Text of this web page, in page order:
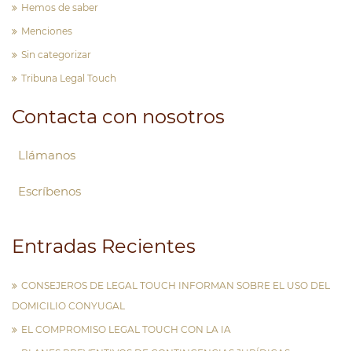
Hemos de saber
Menciones
Sin categorizar
Tribuna Legal Touch
Contacta con nosotros
Llámanos
Escríbenos
Entradas Recientes
CONSEJEROS DE LEGAL TOUCH INFORMAN SOBRE EL USO DEL
DOMICILIO CONYUGAL
EL COMPROMISO LEGAL TOUCH CON LA IA